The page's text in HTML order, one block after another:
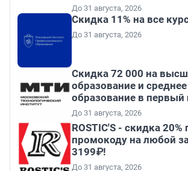
До 31 августа, 2026
Скидка 11% на все
До 31 августа, 2026
Скидка 72 000 на
образование и
образование в первый
До 31 августа, 2026
ROSTIC'S - скидка 20%
промокоду на любой
3199₽!
До 31 августа, 2026